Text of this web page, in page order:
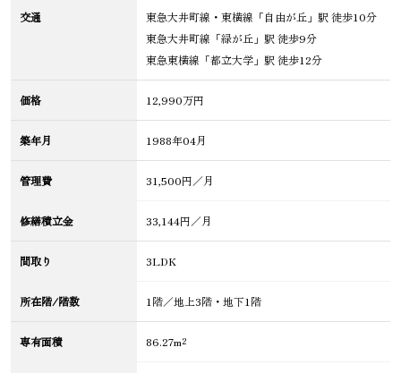
交通
東急大井町線・東横線「自由が丘」駅 徒歩10分
東急大井町線「緑が丘」駅 徒歩9分
東急東横線「都立大学」駅 徒歩12分
価格 12,990万円
築年月 1988年04月
管理費 31,500円／月
修繕積立金 33,144円／月
間取り 3LDK
所在階/階数 1階／地上3階・地下1階
専有面積 86.27m²